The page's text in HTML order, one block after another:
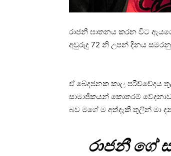
රාජනී ඝාතනය කරන විට
අවුරුදු 72 නි උපන් දිනය
ඒ ඛේදජනක කාල පරිච්චේදය
සාමාජිකයන් කොතරම්
බව මගේ ම අත්දැකී තුලින් මා
රාජනී ගේ